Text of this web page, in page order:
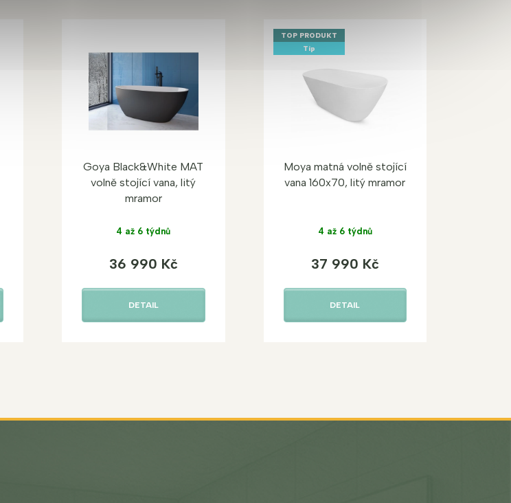
Goya Black&White MAT
volně stojící vana, litý
mramor
4 až 6 týdnů
36 990 Kč
DETAIL
TOP PRODUKT
Tip
Moya matná volně stojící
vana 160x70, litý mramor
4 až 6 týdnů
37 990 Kč
DETAIL